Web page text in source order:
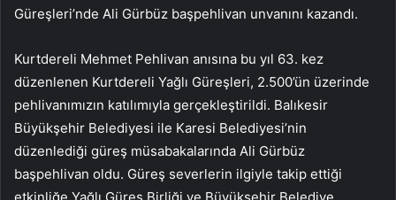
Güreşleri’nde Ali Gürbüz başpehlivan unvanını kazandı.
Kurtdereli Mehmet Pehlivan anısına bu yıl 63. kez
düzenlenen Kurtdereli Yağlı Güreşleri, 2.500’ün üzerinde
pehlivanımızın katılımıyla gerçekleştirildi. Balıkesir
Büyükşehir Belediyesi ile Karesi Belediyesi’nin
düzenlediği güreş müsabakalarında Ali Gürbüz
başpehlivan oldu. Güreş severlerin ilgiyle takip ettiği
etkinliğe Yağlı Güreş Birliği ve Büyükşehir Belediye